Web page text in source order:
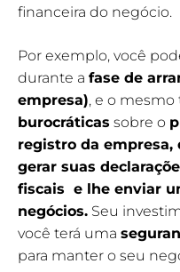
financeira do negócio.
Por exemplo, você
durante a fase de
empresa), e o mesmo
burocráticas sobre o
registro da empresa,
gerar suas
fiscais e lhe enviar
negócios. Seu
você terá uma
para manter o seu